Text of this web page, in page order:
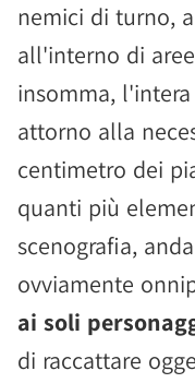
nemici di turno,
all'interno di
insomma,
attorno alla
centimetro dei
quanti più
scenografia,
ovviamente
ai soli
di raccattare